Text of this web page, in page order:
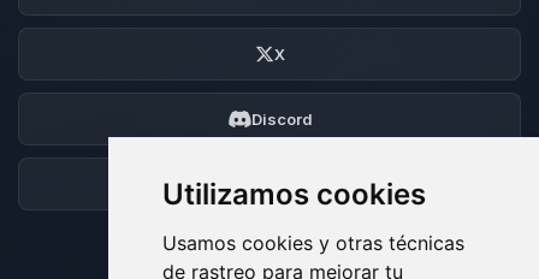
Utilizamos cookies
Usamos cookies y otras técnicas
de rastreo para mejorar tu
X
Discord
Foro